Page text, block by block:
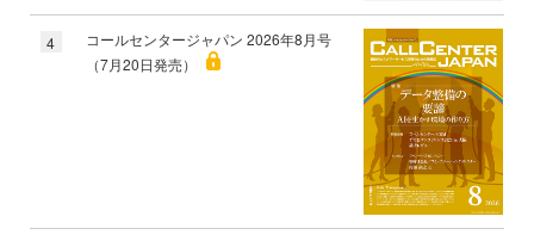
4
コールセンタージャパン 2026年8月号
（7月20日発売）